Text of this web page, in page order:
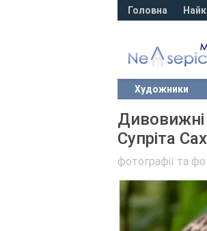
Головна
Художники
Дивовижні
Супріта
фотографії та